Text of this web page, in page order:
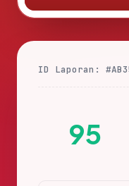
ID Laporan:
95